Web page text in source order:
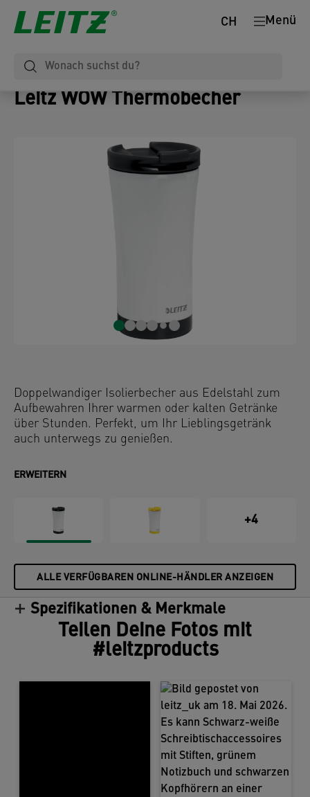
Menü
CH
Leitz WOW Thermobecher
Doppelwandiger Isolierbecher aus Edelstahl zum
Aufbewahren Ihrer warmen oder kalten Getränke
über Stunden. Perfekt, um Ihr Lieblingsgetränk
auch unterwegs zu genießen.
ERWEITERN
+4
ALLE VERFÜGBAREN ONLINE-HÄNDLER ANZEIGEN
Spezifikationen & Merkmale
Teilen Deine Fotos mit
#leitzproducts